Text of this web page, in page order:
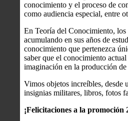
conocimiento y el proceso de
como audiencia especial, entre
En Teoría del Conocimiento,
acumulando en sus años de
conocimiento que pertenezca
saber que el conocimiento
imaginación en la producción
Vimos objetos increíbles, desde
insignias militares, libros, fotos
¡Felicitaciones a la